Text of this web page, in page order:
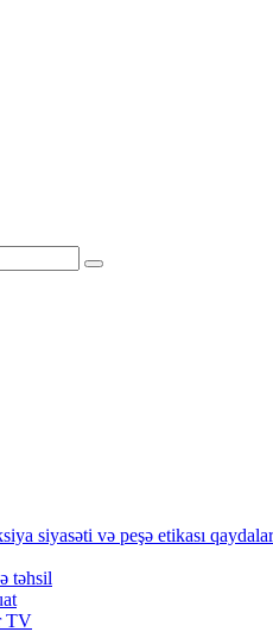
siyasəti və peşə etikası
təhsil
TV